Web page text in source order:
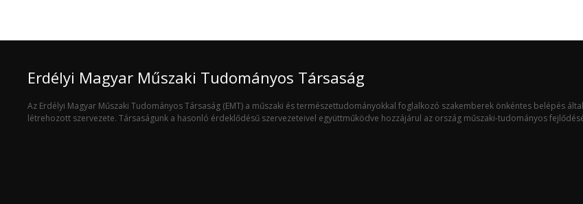
Erdélyi Magyar Műszaki Tudományos Társaság
Az Erdélyi Magyar Műszaki Tudományos Társaság (EMT) a műszaki és természettudományokkal foglalkozó szakemberek önkéntes belépés által
létrehozott szervezete. Társaságunk a hasonló érdeklődésű szervezeteivel együttműködve hozzájárul az ország műszaki-tudományos